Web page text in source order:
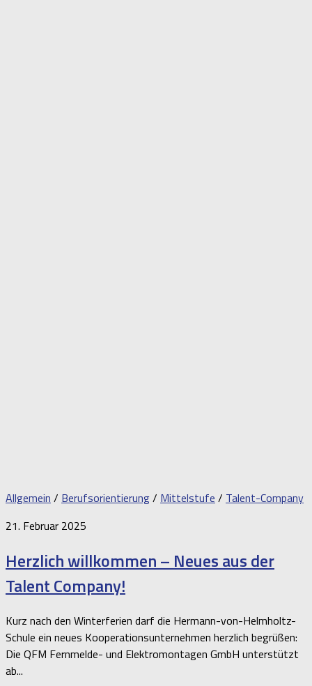
Allgemein / Berufsorientierung/ Mittelstufe / Talent-Company
21. Februar 2025
Herzlich willkommen – Neues aus der
Talent Company!
Kurz nach den Winterferien darf die Hermann-von-Helmholtz-
Schule ein neues Kooperationsunternehmen herzlich begrüßen:
Die QFM Fernmelde- und Elektromontagen GmbH unterstützt
ab...